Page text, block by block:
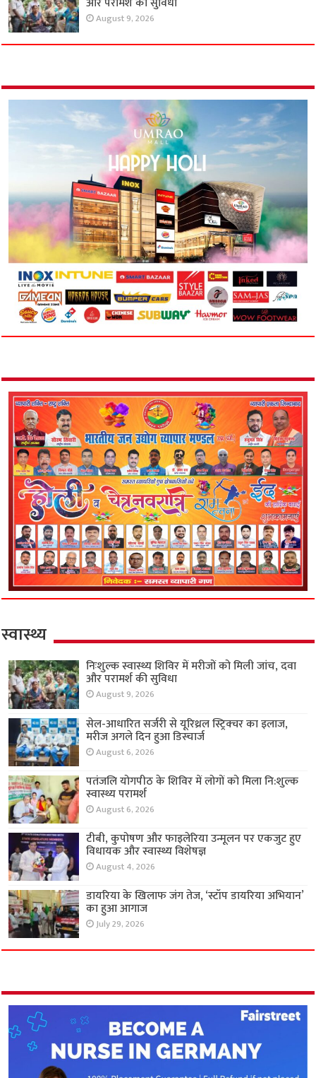
August 9, 2026
स्वास्थ्य
निःशुल्क स्वास्थ्य शिविर में मरीजों को मिली जांच, दवा
और परामर्श की सुविधा
August 9, 2026
सेल-आधारित सर्जरी से यूरिथ्रल स्ट्रिक्चर का इलाज,
मरीज अगले दिन हुआ डिस्चार्ज
August 6, 2026
पतंजलि योगपीठ के शिविर में लोगों को मिला नि:शुल्क
स्वास्थ्य परामर्श
August 6, 2026
टीबी, कुपोषण और फाइलेरिया उन्मूलन पर एकजुट हुए
विधायक और स्वास्थ्य विशेषज्ञ
August 4, 2026
डायरिया के खिलाफ जंग तेज, ‘स्टॉप डायरिया अभियान’
का हुआ आगाज
July 29, 2026